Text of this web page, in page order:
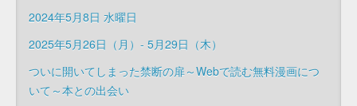
2024年5月8日 水曜日
2025年5月26日（月）- 5月29日（木）
ついに開いてしまった禁断の扉～Webで読む無料漫画につ
いて～本との出会い